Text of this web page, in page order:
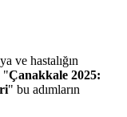
ve hastalığın
"Çanakkale 2025:
" bu adımların